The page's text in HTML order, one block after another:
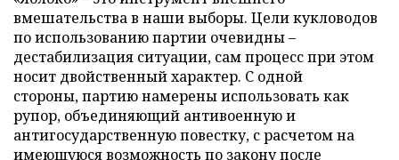
вмешательства в наши выборы. Цели кукловодов
по использованию партии очевидны –
дестабилизация ситуации, сам процесс при этом
носит двойственный характер. С одной
стороны, партию намерены использовать как
рупор, объединяющий антивоенную и
антигосударственную повестку, с расчетом на
имеющуюся возможность по закону после